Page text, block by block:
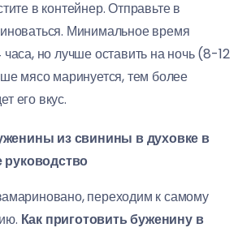
в контейнер. Отправьте в
Минимальное время
но лучше оставить на ночь (8-12
мясо маринуется, тем более
его вкус.
из свинины в духовке в
руководство
переходим к самому
Как приготовить буженину в